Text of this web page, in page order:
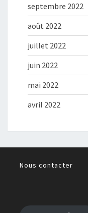
septembre 2022
août 2022
juillet 2022
juin 2022
mai 2022
avril 2022
Nous contacter